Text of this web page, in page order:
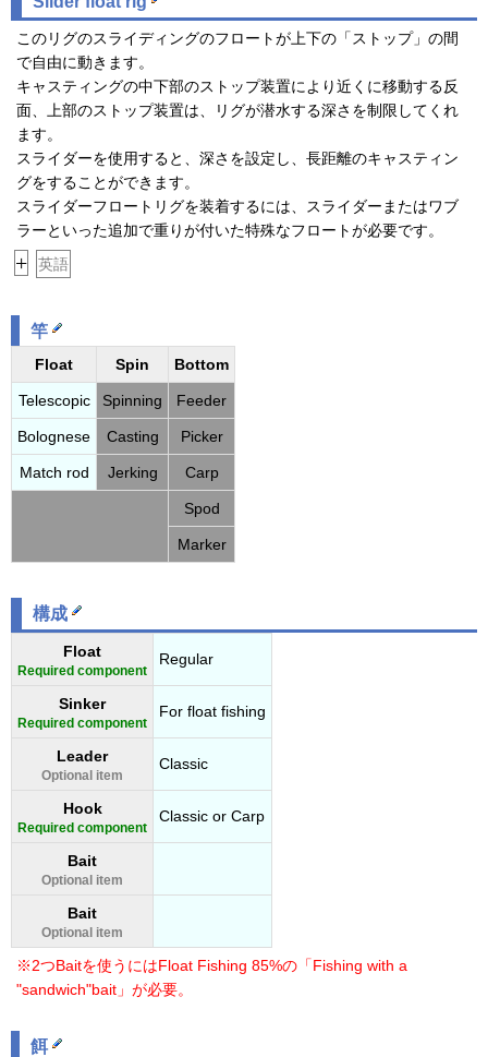
このリグのスライディングのフロートが上下の「ストップ」の間
で自由に動きます。
キャスティングの中下部のストップ装置により近くに移動する反
面、上部のストップ装置は、リグが潜水する深さを制限してくれ
ます。
スライダーを使用すると、深さを設定し、長距離のキャスティン
グをすることができます。
スライダーフロートリグを装着するには、スライダーまたはワブ
ラーといった追加で重りが付いた特殊なフロートが必要です。
+ 英語
竿
Float Spin Bottom
Telescopic Spinning Feeder
Bolognese Casting Picker
Match rod Jerking Carp
Spod
Marker
構成
Float
Required component
Regular
Sinker
Required component
For float fishing
Leader
Optional item
Classic
Hook
Required component
Classic or Carp
Bait
Optional item
Bait
Optional item
※2つBaitを使うにはFloat Fishing 85%の「Fishing with a
"sandwich"bait」が必要。
餌